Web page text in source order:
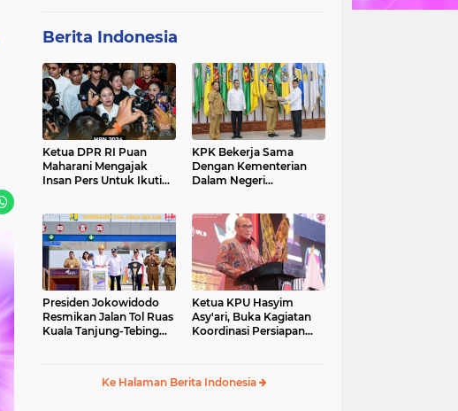
Berita Indonesia
Ketua DPR RI Puan
Maharani Mengajak
Insan Pers Untuk Ikuti
KPK Bekerja Sama
Dengan Kementerian
Dalam Negeri
Presiden Jokowidodo
Resmikan Jalan Tol Ruas
Kuala Tanjung-Tebing
Ketua KPU Hasyim
Asy'ari, Buka Kagiatan
Koordinasi Persiapan
Ke Halaman Berita Indonesia